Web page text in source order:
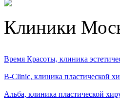
Клиники
Время Красоты, клиника
B-Clinic, клиника пластической
Альба, клиника пластической